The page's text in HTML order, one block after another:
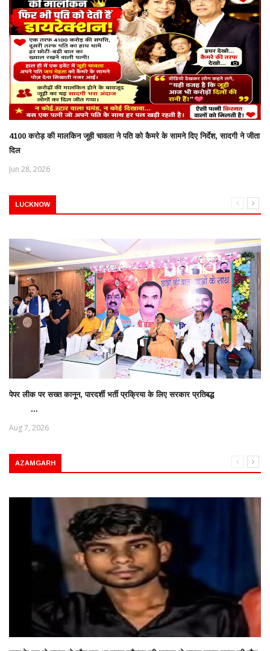
4100 करोड़ की मालकिन जूही चावला ने पति को कैमरे के सामने दिए निर्देश, सादगी ने जीता
दिल
Jun 28, 2026
LUCKNOW
पेपर लीक पर सख्त कानून, पारदर्शी भर्ती प्रक्रिया के लिए सरकार प्रतिबद्ध
...
Aug 7, 2026
AZAMGARH